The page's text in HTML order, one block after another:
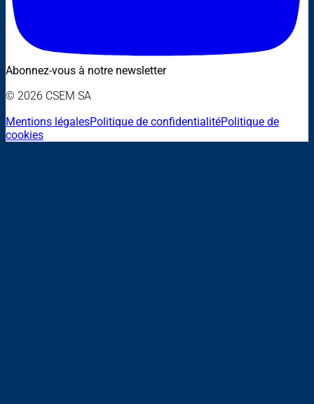
Abonnez-vous à notre newsletter
© 2026 CSEM SA
Mentions légalesPolitique de confidentialitéPolitique de
cookies